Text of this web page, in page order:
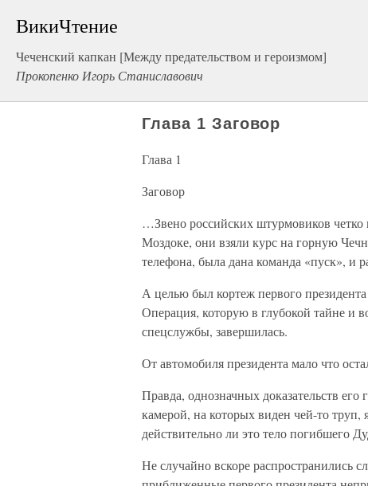
ВикиЧтение
Чеченский капкан [Между предательством и героизмом]
Прокопенко Игорь Станиславович
Глава 1 Заговор
Глава 1
Заговор
…Звено российских штурмовиков
Моздоке, они взяли курс на горную
телефона, была дана команда «пуск», и
А целью был кортеж первого
Операция, которую в глубокой тайне и
спецслужбы, завершилась.
От автомобиля президента мало что
Правда, однозначных доказательств
камерой, на которых виден чей-то
действительно ли это тело погибшего
Не случайно вскоре распространились